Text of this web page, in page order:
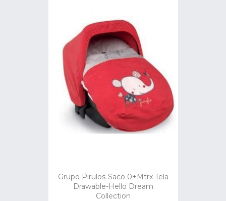
Grupo Pirulos-Saco 0+mtrx Tela
Drawable-Hello Dream
Collection